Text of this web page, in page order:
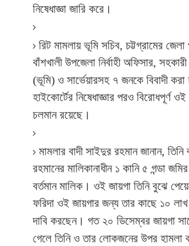
নিষেধাজ্ঞা জারি করে।
রিট মামলায় ভূমি সচিব, চট্টগ্রামের জেলা
বাঁশখালী উপজেলা নির্বাহী অফিসার, সহকারী
(ভূমি) ও সার্ভেয়ারসহ ৭ জনকে বিবাদী করা
হাইকোর্টের নিষেধাজ্ঞার পরও বিরোধপূর্ণ ওই
চলমান রয়েছে।
মামলার বাদী সাইদুর রহমান জানান, তিনি
রহমানের মালিকানাধীন ১ কানি ৫ গন্ডা জমির
বর্তমান মালিক। ওই জায়গা তিনি বুঝে
ফরিদা ওই জায়গার জন্য তার কাছে ১০ লাখ
দাবি করছেন। গত ২০ ডিসেম্বর জায়গা
গেলে তিনি ও তার লোকজনের উপর হামলা